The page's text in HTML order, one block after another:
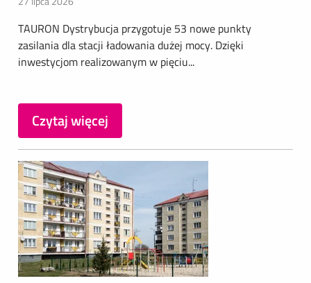
TAURON Dystrybucja przygotuje 53 nowe punkty
zasilania dla stacji ładowania dużej mocy. Dzięki
inwestycjom realizowanym w pięciu...
Czytaj więcej